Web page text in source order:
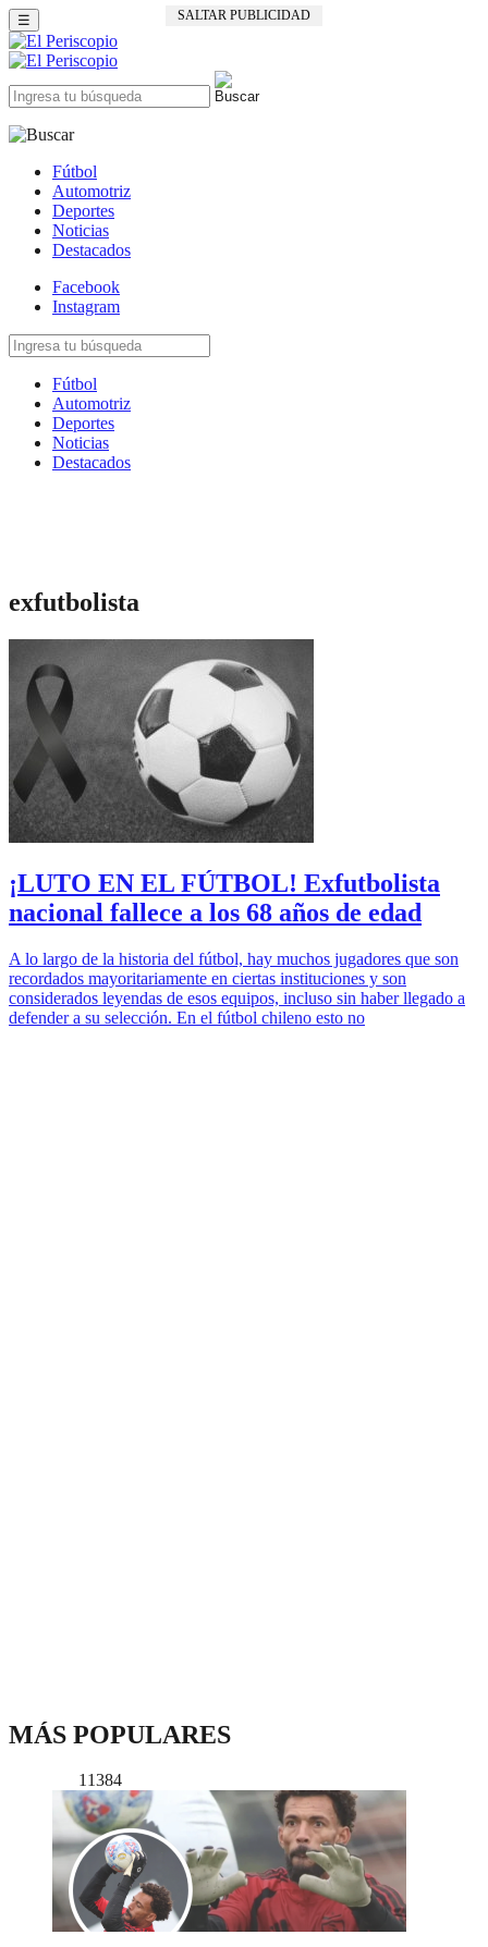
SALTAR PUBLICIDAD
☰
Fútbol
Automotriz
Deportes
Noticias
Destacados
Facebook
Instagram
Fútbol
Automotriz
Deportes
Noticias
Destacados
exfutbolista
¡LUTO EN EL FÚTBOL! Exfutbolista
nacional fallece a los 68 años de edad
A lo largo de la historia del fútbol, hay muchos jugadores que son
recordados mayoritariamente en ciertas instituciones y son
considerados leyendas de esos equipos, incluso sin haber llegado a
defender a su selección. En el fútbol chileno esto no
MÁS POPULARES
11384